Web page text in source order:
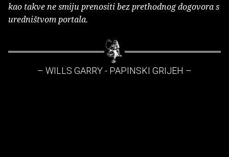
kao takve ne smiju prenositi bez prethodnog dogovora s
uredništvom portala.
– WILLS GARRY - PAPINSKI GRIJEH –